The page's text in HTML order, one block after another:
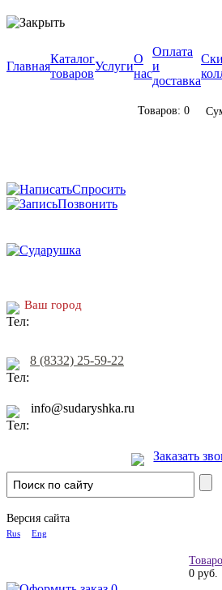
Главная
Каталог
товаров
Услуги
О
нас
Оплата
и
доставка
Товаров: 0
Спросить
Позвонить
Ваш город
8 (8332) 25-59-22
info@sudaryshka.ru
Заказать
Версия сайта
Rus Eng
0 руб.